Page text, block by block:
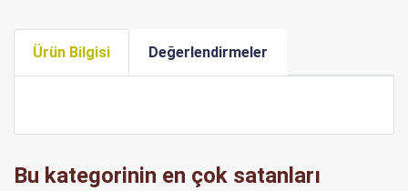
Ürün Bilgisi Değerlendirmeler
Bu kategorinin en çok satanları